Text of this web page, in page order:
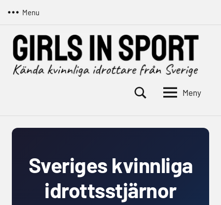
innehåll
Menu
in
sport
från
Meny
Sveriges kvinnliga
idrottsstjärnor